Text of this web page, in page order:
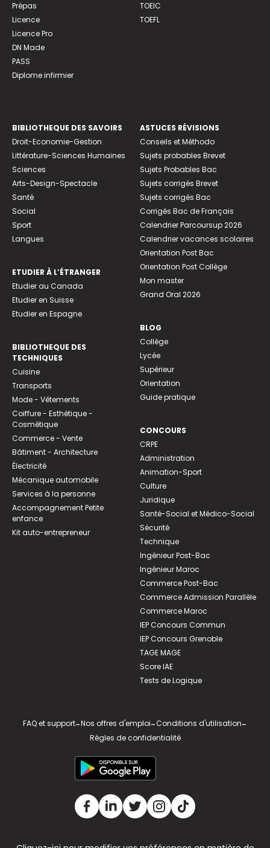
Prépas
Licence
Licence Pro
DN Made
PASS
Diplome infirmier
TOEIC
TOEFL
BIBLIOTHEQUE DES SAVOIRS
Droit-Economie-Gestion
Littérature-Sciences Humaines
Sciences
Arts-Design-Spectacle
Santé
Social
Sport
Langues
ETUDIER À L’ÉTRANGER
Etudier au Canada
Etudier en Suisse
Etudier en Espagne
BIBLIOTHEQUE DES
TECHNIQUES
Cuisine
Transports
Mode - Vêtements
Coiffure - Esthétique -
Cosmétique
Commerce - Vente
Bâtiment - Architecture
Électricité
Mécanique automobile
Services à la personne
Accompagnement Petite
enfance
Kit auto-entrepreneur
ASTUCES RÉVISIONS
Conseils et Méthodo
Sujets probables Brevet
Sujets Probables Bac
Sujets corrigés Brevet
Sujets corrigés Bac
Corrigés Bac de Français
Calendrier Parcoursup 2026
Calendrier vacances scolaires
Orientation Post Bac
Orientation Post Collège
Mon master
Grand Oral 2026
BLOG
Collège
Lycée
Supérieur
Orientation
Guide pratique
CONCOURS
CRPE
Administration
Animation-Sport
Culture
Juridique
Santé-Social et Médico-Social
Sécurité
Technique
Ingénieur Post-Bac
Ingénieur Maroc
Commerce Post-Bac
Commerce Admission Parallèle
Commerce Maroc
IEP Concours Commun
IEP Concours Grenoble
TAGE MAGE
Score IAE
Tests de Logique
FAQ et support-Nos offres d'emploi-Conditions d'utilisation-
Règles de confidentialité